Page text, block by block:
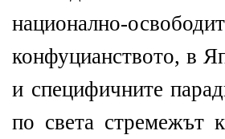
национално-
конфуцианството, в
и специфичните
по света стремежът